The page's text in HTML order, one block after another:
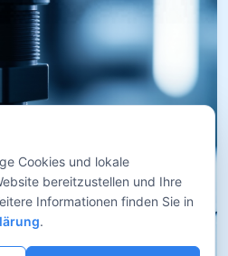
Cookies und lokale
bereitzustellen und Ihre
Informationen finden Sie in
.